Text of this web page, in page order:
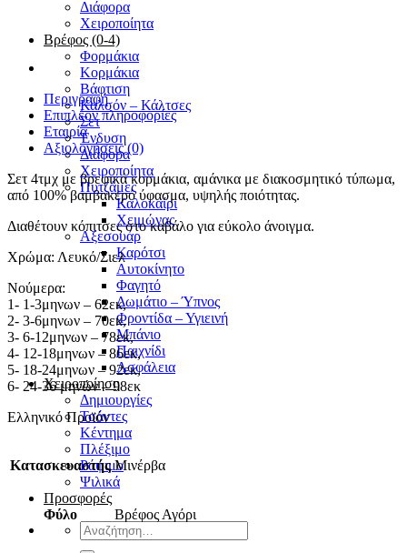
Διάφορα
Χειροποίητα
Βρέφος (0-4)
Φορμάκια
Κορμάκια
Βάφτιση
Καλσόν – Κάλτσες
Σετ
Ένδυση
Διάφορα
Χειροποίητα
Πυτζάμες
Καλοκαίρι
Χειμώνας
Αξεσουάρ
Καρότσι
Αυτοκίνητο
Φαγητό
Δωμάτιο – Ύπνος
Φροντίδα – Υγιεινή
Μπάνιο
Παιχνίδι
Ασφάλεια
Χειροποίηση
Δημιουργίες
Τσάντες
Κέντημα
Πλέξιμο
Ράψιμο
Ψιλικά
Προσφορές
Αναζήτηση
για:
Περιγραφή
Επιπλέον πληροφορίες
Εταιρία
Αξιολογήσεις (0)
Σετ 4τμχ με βρεφικά κορμάκια, αμάνικα με διακοσμητικό τύπωμα,
από 100% βαμβακερό ύφασμα, υψηλής ποιότητας.
Διαθέτουν κόπιτσες στο καβάλο για εύκολο άνοιγμα.
Χρώμα: Λευκό/Σιελ
Νούμερα:
1- 1-3μηνων – 62εκ,
2- 3-6μηνων – 70εκ,
3- 6-12μηνων – 78εκ,
4- 12-18μηνων – 86εκ,
5- 18-24μηνων – 92εκ,
6- 24-36 μηνών – 98εκ
Ελληνικό Προϊόν
Κατασκευαστής Μινέρβα
Φύλο Βρέφος Αγόρι